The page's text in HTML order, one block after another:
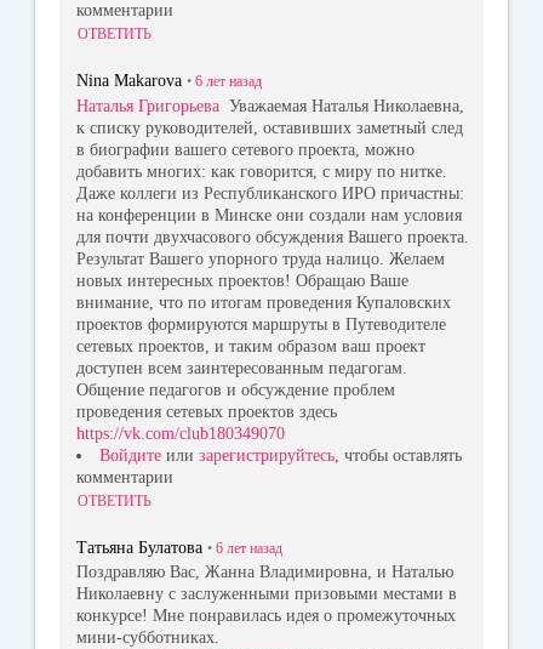
комментарии
ОТВЕТИТЬ
Nina Makarova • 6 лет назад
Наталья Григорьева Уважаемая Наталья Николаевна,
к списку руководителей, оставивших заметный след
в биографии вашего сетевого проекта, можно
добавить многих: как говорится, с миру по нитке.
Даже коллеги из Республиканского ИРО причастны:
на конференции в Минске они создали нам условия
для почти двухчасового обсуждения Вашего проекта.
Результат Вашего упорного труда налицо. Желаем
новых интересных проектов! Обращаю Ваше
внимание, что по итогам проведения Купаловских
проектов формируются маршруты в Путеводителе
сетевых проектов, и таким образом ваш проект
доступен всем заинтересованным педагогам.
Общение педагогов и обсуждение проблем
проведения сетевых проектов здесь
https://vk.com/club180349070
Войдите или зарегистрируйтесь , чтобы оставлять
комментарии
ОТВЕТИТЬ
Татьяна Булатова • 6 лет назад
Поздравляю Вас, Жанна Владимировна, и Наталью
Николаевну с заслуженными призовыми местами в
конкурсе! Мне понравилась идея о промежуточных
мини-субботниках.